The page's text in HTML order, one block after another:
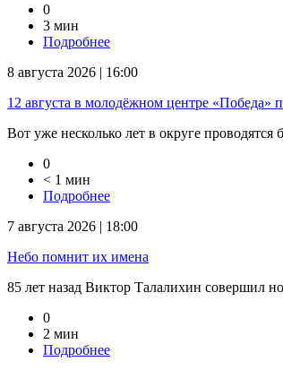
0
3 мин
Подробнее
8 августа 2026 | 16:00
12 августа в молодёжном центре
Вот уже несколько лет в округе
0
< 1 мин
Подробнее
7 августа 2026 | 18:00
Небо помнит их имена
85 лет назад Виктор Талалихин совершил
0
2 мин
Подробнее